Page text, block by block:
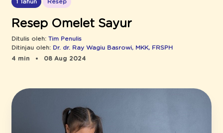
1 Tahun Resep
Resep Omelet Sayur
Ditulis oleh: Tim Penulis
Ditinjau oleh: Dr. dr. Ray Wagiu Basrowi, MKK, FRSPH
4 min
08 Aug 2024